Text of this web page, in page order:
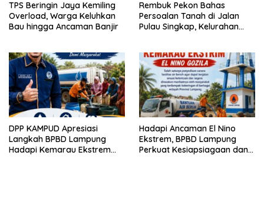
TPS Beringin Jaya Kemiling
Overload, Warga Keluhkan
Bau hingga Ancaman Banjir
Rembuk Pekon Bahas
Persoalan Tanah di Jalan
Pulau Singkap, Kelurahan
DPP KAMPUD Apresiasi
Langkah BPBD Lampung
Hadapi Kemarau Ekstrem
Hadapi Ancaman El Nino
Ekstrem, BPBD Lampung
Perkuat Kesiapsiagaan dan